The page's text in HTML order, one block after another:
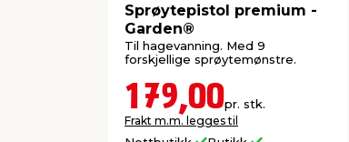
Sprøytepistol premium -
Garden®
Til hagevanning. Med 9
forskjellige sprøytemønstre.
179,00pr. stk.
Frakt m.m. legges til